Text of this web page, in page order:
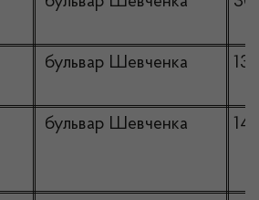
бульвар Шевченка 134
бульвар Шевченка 145